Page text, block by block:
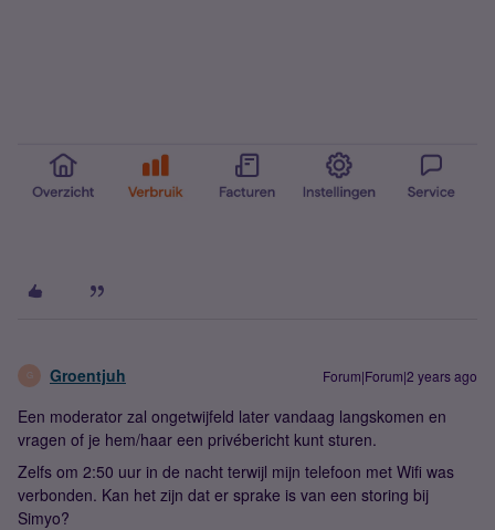
G Groentjuh Forum|Forum|2 years ago
Een moderator zal ongetwijfeld later vandaag langskomen en
vragen of je hem/haar een privébericht kunt sturen.
Zelfs om 2:50 uur in de nacht terwijl mijn telefoon met Wifi was
verbonden. Kan het zijn dat er sprake is van een storing bij
Simyo?